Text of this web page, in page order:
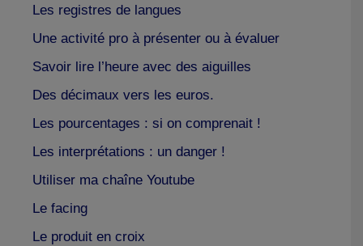
Les registres de langues
Une activité pro à présenter ou à évaluer
Savoir lire l’heure avec des aiguilles
Des décimaux vers les euros.
Les pourcentages : si on comprenait !
Les interprétations : un danger !
Utiliser ma chaîne Youtube
Le facing
Le produit en croix